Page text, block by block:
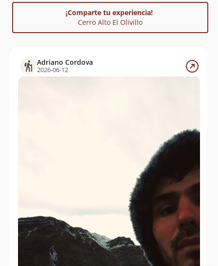
ella, durante un ascenso el 1° de septiembre de 2024,
Claudia Escárate y Edgar Flores (ambos socios del DAV)
dejaron una bandera, tras no encontrar señales de
pasado.
El origen del nombre del cerro permanece incierto,
. Clasificación de Especies.
Nota para cerros con prominencia menor a 100m
El equipo editorial de Andeshandbook publica de
preferencia cerros que tienen una prominencia de, al
menos, 100m y en el caso de algunas agujas rocosas
50m (1 largo de cuerda). Sin embargo, existen
excepciones para cerros con una prominencia menor,
originadas por cumplir con una o varias de las
siguientes condiciones:
¡Comparte tu experiencia!
Cerro Alto El Olivillo
Adriano Cordova
2026-06-12